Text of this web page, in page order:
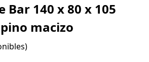
Bar 140 x 80 x 105
macizo